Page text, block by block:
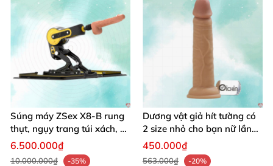
Súng máy ZSex X8-B rung
thụt, ngụy trang túi xách, 9
chế độ rung đa dạng
6.500.000₫
10.000.000₫
-35%
Dương vật giả hít tường có
2 size nhỏ cho bạn nữ lần
đầu sử dụng
450.000₫
563.000₫
-20%